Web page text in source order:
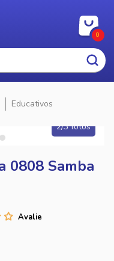
0
Educativos
2/3 fotos
0808 Samba